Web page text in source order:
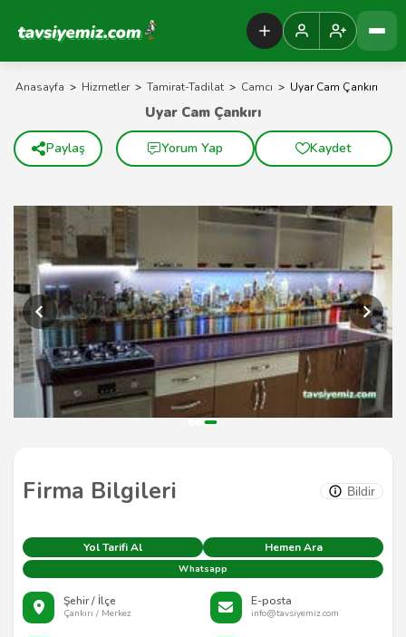
Tavsiyemiz Anasayfa
Anasayfa > Hizmetler > Tamirat-Tadilat > Camcı > Uyar Cam Çankırı
Firma Bilgileri Bildir
Yol Tarifi Al Hemen Ara
Whatsapp
Şehir / İlçe
Çankırı / Merkez
E-posta
info@tavsiyemiz.com
Uyar Cam Çankırı
Paylaş Yorum Yap Kaydet